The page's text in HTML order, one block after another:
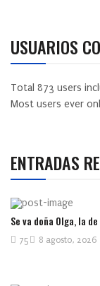
USUARIOS
Total 873 users
Most users ever
ENTRADAS
Se va doña Olga, la
8 agosto, 2026
75